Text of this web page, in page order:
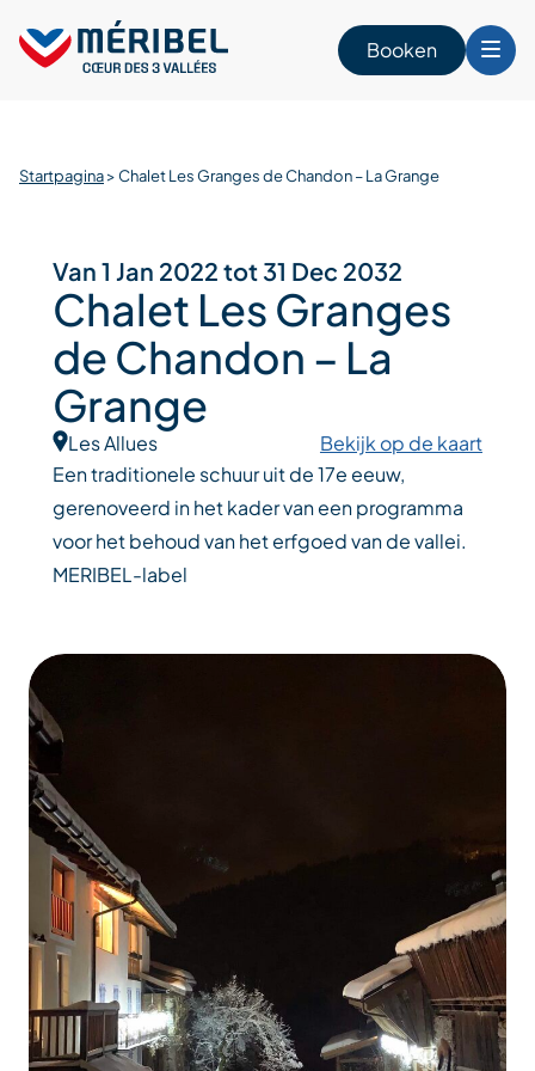
content
Booken
Startpagina>Chalet Les Granges de Chandon – La Grange
Van 1 Jan 2022 tot 31 Dec 2032
Chalet Les Granges
de Chandon – La
Grange
Les Allues
Bekijk op de kaart
Een traditionele schuur uit de 17e eeuw,
gerenoveerd in het kader van een programma
voor het behoud van het erfgoed van de vallei.
MERIBEL-label